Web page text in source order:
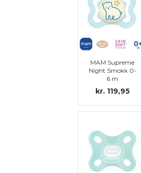
MAM Supreme
Night Smokk 0-
6 m
kr. 119,95